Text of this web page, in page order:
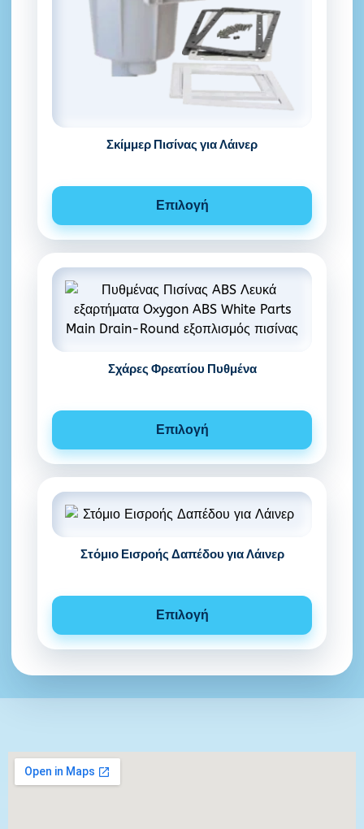
Σκίμμερ Πισίνας για Λάινερ
Επιλογή
Σχάρες Φρεατίου Πυθμένα
Επιλογή
Στόμιο Εισροής Δαπέδου για Λάινερ
Επιλογή